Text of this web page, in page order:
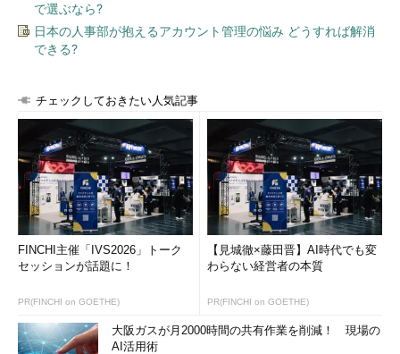
で選ぶなら?
日本の人事部が抱えるアカウント管理の悩み どうすれば解消
できる?
チェックしておきたい人気記事
FINCHI主催「IVS2026」トーク
セッションが話題に！
PR(FINCHI on GOETHE)
【見城徹×藤田晋】AI時代でも変
わらない経営者の本質
PR(FINCHI on GOETHE)
大阪ガスが月2000時間の共有作業を削減！ 現場の
AI活用術